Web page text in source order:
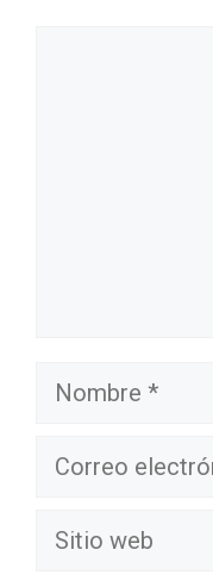
Nombre
Correo
Sitio